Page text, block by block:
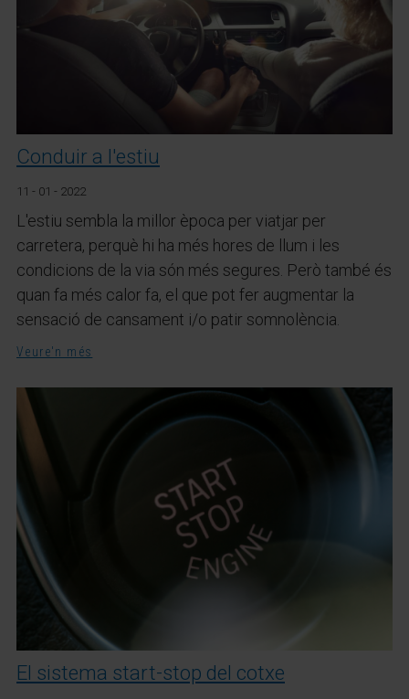
Conduir a l'estiu
11 - 01 - 2022
L'estiu sembla la millor època per viatjar per
carretera, perquè hi ha més hores de llum i les
condicions de la via són més segures. Però també és
quan fa més calor fa, el que pot fer augmentar la
sensació de cansament i/o patir somnolència.
Veure'n més
El sistema start-stop del cotxe